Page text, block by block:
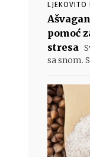
LJEKOVITO
pomoć
stresa
sa snom.